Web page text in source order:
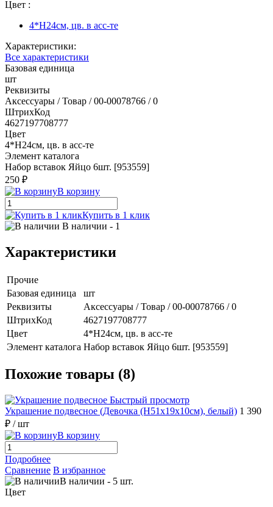
Цвет :
4*H24см, цв. в асс-те
Характеристики:
Все характеристики
Базовая единица
шт
Реквизиты
Аксессуары / Товар / 00-00078766 / 0
ШтрихКод
4627197708777
Цвет
4*H24см, цв. в асс-те
Элемент каталога
Набор вставок Яйцо 6шт. [953559]
250 ₽
В корзину
Купить в 1 клик
В наличии - 1
Характеристики
Прочие
Базовая единица
шт
Реквизиты
Аксессуары / Товар / 00-00078766 / 0
ШтрихКод
4627197708777
Цвет
4*H24см, цв. в асс-те
Элемент каталога Набор вставок Яйцо 6шт. [953559]
Похожие товары (8)
Быстрый просмотр
Украшение подвесное (Девочка (H51х19х10см), белый) 1 390
₽ / шт
В корзину
Подробнее
Сравнение В избранное
В наличии - 5 шт.
Цвет